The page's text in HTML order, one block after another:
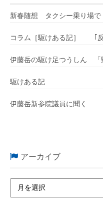
新春随想 タクシー乗り場で
コラム［駆けある記］ ｢
伊藤岳の駆け足つうしん 「
駆けある記
伊藤岳新参院議員に聞く
アーカイブ